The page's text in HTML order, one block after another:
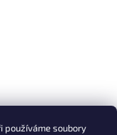
používáme soubory